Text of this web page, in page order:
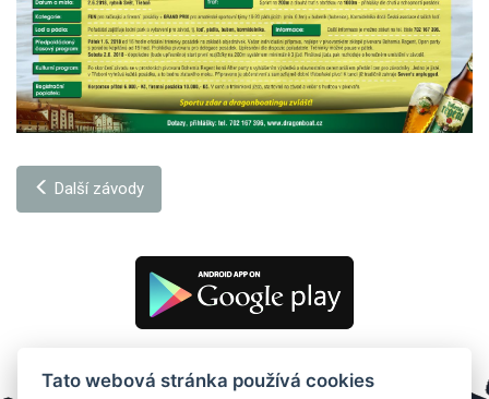
Další závody
Tato webová stránka používá cookies